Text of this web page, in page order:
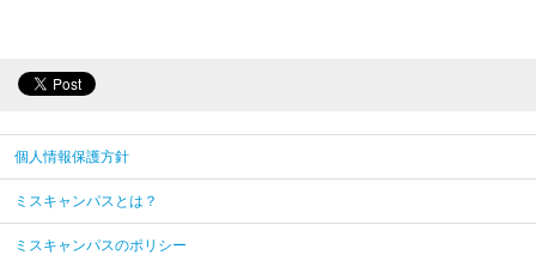
個人情報保護方針
ミスキャンパスとは？
ミスキャンパスのポリシー